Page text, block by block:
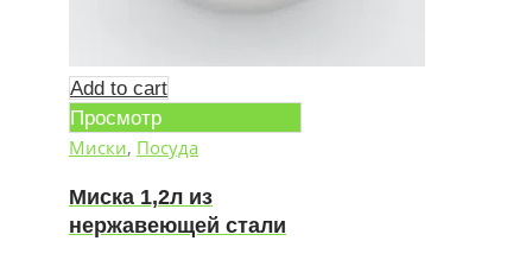
Add to cart
Просмотр
Миски, Посуда
Миска 1,2л из
нержавеющей стали